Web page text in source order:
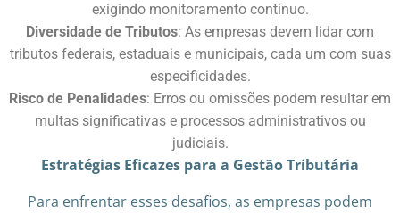
exigindo monitoramento contínuo.​
Diversidade de Tributos: As empresas devem lidar com
tributos federais, estaduais e municipais, cada um com suas
especificidades.​
Risco de Penalidades: Erros ou omissões podem resultar em
multas significativas e processos administrativos ou
judiciais.​
Estratégias Eficazes para a Gestão Tributária
Para enfrentar esses desafios, as empresas podem